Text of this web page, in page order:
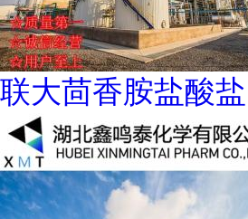
联大茴香胺盐酸盐